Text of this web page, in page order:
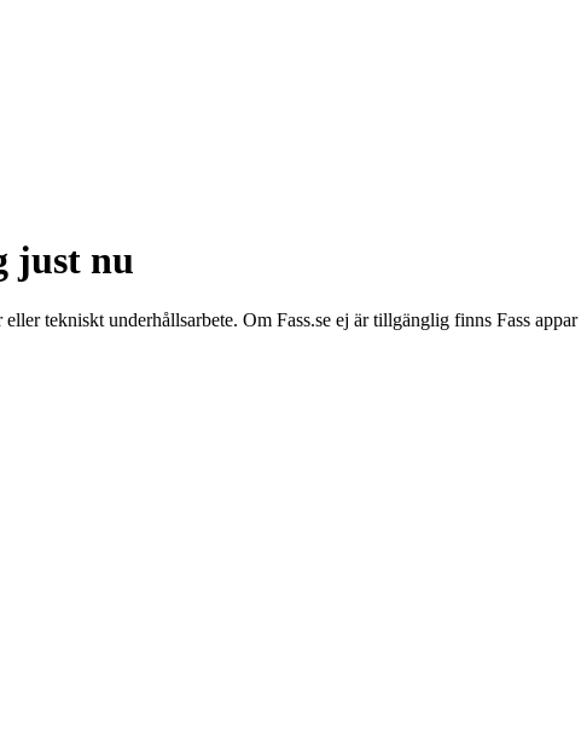
just nu
tekniskt underhållsarbete. Om Fass.se ej är tillgänglig finns Fass